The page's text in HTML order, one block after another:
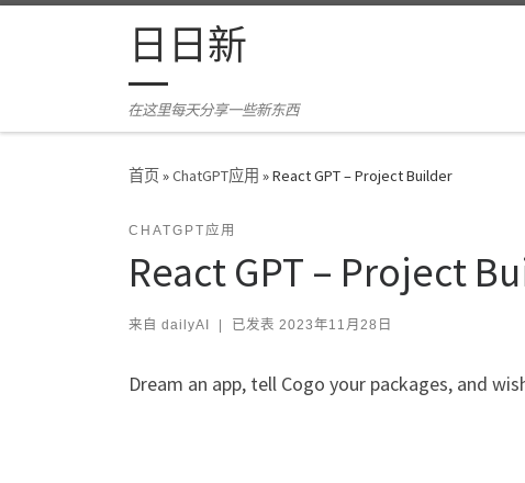
Skip to content日日新
在这里每天分享一些新东西
首页»ChatGPT应用 »React GPT – Project Builder
CHATGPT应用
React GPT – Project
来自 dailyAI 已发表 2023年11月28日
Dream an app, tell Cogo your packages, and